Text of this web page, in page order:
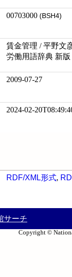
00703000 (BSH4)
賃金管理 / 平野文
労働用語辞典 新版
2009-07-27
2024-02-
RDF/XML形式,
サーチ
Copyright ©